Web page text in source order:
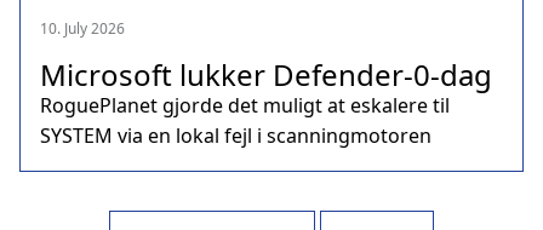
10. July 2026
Microsoft lukker Defender‑0‑dag
RoguePlanet gjorde det muligt at eskalere til
SYSTEM via en lokal fejl i scanningmotoren